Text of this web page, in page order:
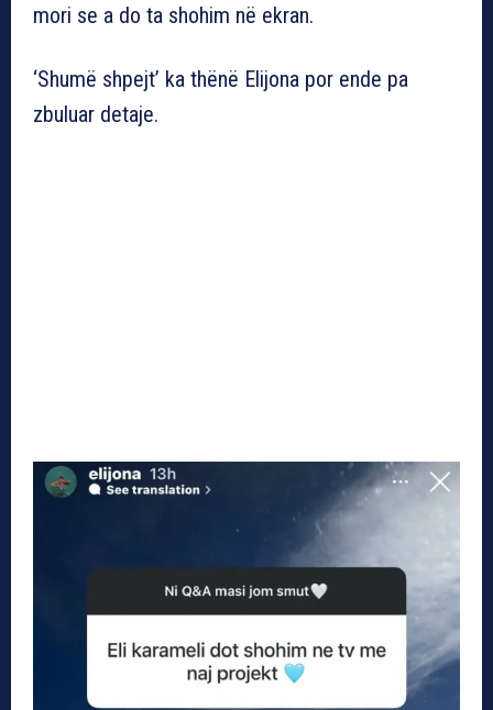
mori se a do ta shohim në ekran.
‘Shumë shpejt’ ka thënë Elijona por ende pa
zbuluar detaje.